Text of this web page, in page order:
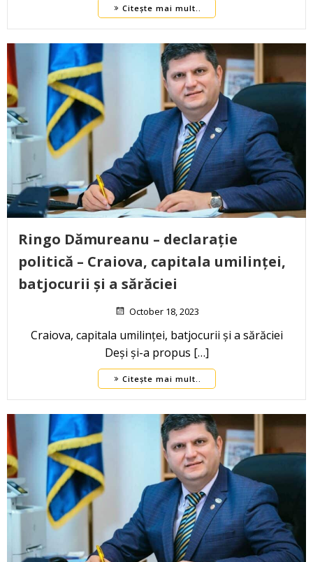
Citește mai mult..
Ringo Dămureanu – declarație
politică – Craiova, capitala umilinței,
batjocurii și a sărăciei
October 18, 2023
Craiova, capitala umilinței, batjocurii și a sărăciei
Deși și-a propus […]
Citește mai mult..